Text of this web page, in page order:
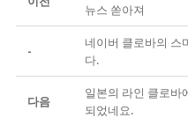
뉴스 쏟아져
-
네이버 클로바의 스
다.
다음
일본의 라인 클로바
되었네요.